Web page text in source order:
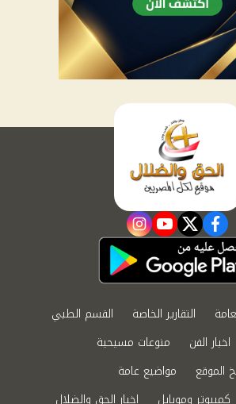
facebook
twitter
youtube
instagram
التقارير الخاصة
القسم الطبي
اخبار الفن
منوعات مسيحية
الموقع
مواضيع عامة
كمبيوتر وموبايل اخبار الحق والضلال